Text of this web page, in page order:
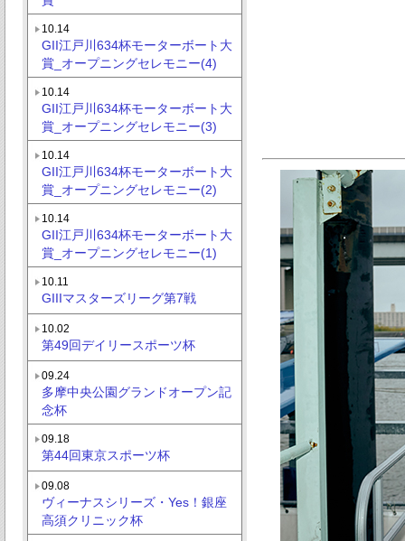
10.14
GII江戸川634杯モーターボート大
賞_オープニングセレモニー(4)
10.14
GII江戸川634杯モーターボート大
賞_オープニングセレモニー(3)
10.14
GII江戸川634杯モーターボート大
賞_オープニングセレモニー(2)
10.14
GII江戸川634杯モーターボート大
賞_オープニングセレモニー(1)
10.11
GIIIマスターズリーグ第7戦
10.02
第49回デイリースポーツ杯
09.24
多摩中央公園グランドオープン記
念杯
09.18
第44回東京スポーツ杯
09.08
ヴィーナスシリーズ・Yes！銀座
高須クリニック杯